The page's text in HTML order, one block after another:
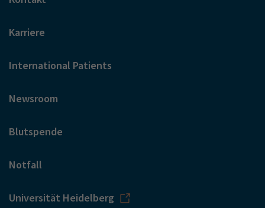
Karriere
International Patients
Newsroom
Blutspende
Notfall
Universität Heidelberg